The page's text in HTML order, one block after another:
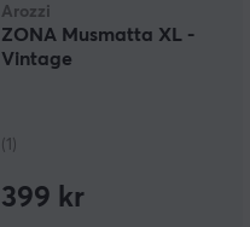
Arozzi
ZONA Musmatta XL -
Vintage
(1)
399 kr